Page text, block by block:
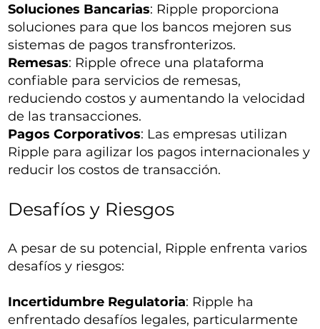
Soluciones Bancarias: Ripple proporciona
soluciones para que los bancos mejoren sus
sistemas de pagos transfronterizos.
Remesas: Ripple ofrece una plataforma
confiable para servicios de remesas,
reduciendo costos y aumentando la velocidad
de las transacciones.
Pagos Corporativos: Las empresas utilizan
Ripple para agilizar los pagos internacionales y
reducir los costos de transacción.
Desafíos y Riesgos
A pesar de su potencial, Ripple enfrenta varios
desafíos y riesgos:
Incertidumbre Regulatoria: Ripple ha
enfrentado desafíos legales, particularmente